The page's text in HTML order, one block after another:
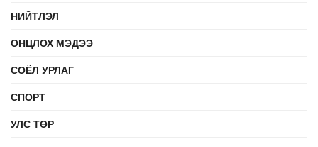
НИЙТЛЭЛ
ОНЦЛОХ МЭДЭЭ
СОЁЛ УРЛАГ
СПОРТ
УЛС ТӨР